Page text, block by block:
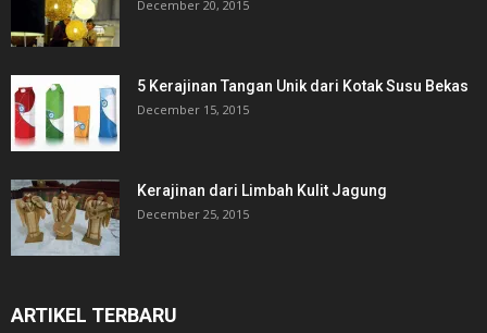
December 20, 2015
5 Kerajinan Tangan Unik dari Kotak Susu Bekas
December 15, 2015
Kerajinan dari Limbah Kulit Jagung
December 25, 2015
ARTIKEL TERBARU